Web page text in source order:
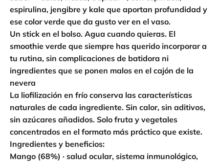
espirulina, jengibre y kale que aportan profundidad y
ese color verde que da gusto ver en el vaso.
Un stick en el bolso. Agua cuando quieras. El
smoothie verde que siempre has querido incorporar a
tu rutina, sin complicaciones de batidora ni
ingredientes que se ponen malos en el cajón de la
nevera
La liofilización en frío conserva las características
naturales de cada ingrediente. Sin calor, sin aditivos,
sin azúcares añadidos. Solo fruta y vegetales
concentrados en el formato más práctico que existe.
Ingredientes y beneficios:
Mango (68%) · salud ocular, sistema inmunológico,